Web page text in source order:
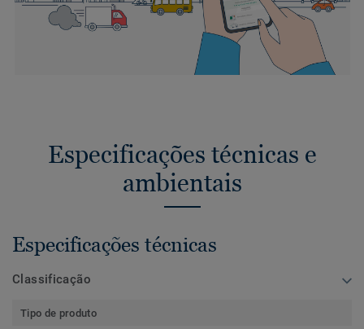
Especificações técnicas e
ambientais
Especificações técnicas
Classificação
Tipo de produto